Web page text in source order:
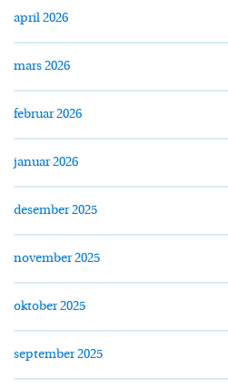
april 2026
mars 2026
februar 2026
januar 2026
desember 2025
november 2025
oktober 2025
september 2025